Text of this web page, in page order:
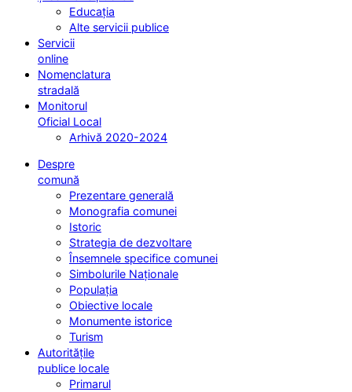
Educația
Alte servicii publice
Servicii
online
Nomenclatura
stradală
Monitorul
Oficial Local
Arhivă 2020-2024
Despre
comună
Prezentare generală
Monografia comunei
Istoric
Strategia de dezvoltare
Însemnele specifice comunei
Simbolurile Naționale
Populația
Obiective locale
Monumente istorice
Turism
Autoritățile
publice locale
Primarul